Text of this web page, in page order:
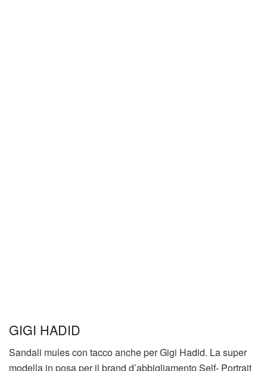
GIGI HADID
Sandali mules con tacco anche per Gigi Hadid. La super
modella in posa per il brand d’abbigliamento Self- Portrait